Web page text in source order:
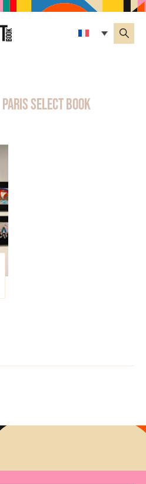
Paris Select Book